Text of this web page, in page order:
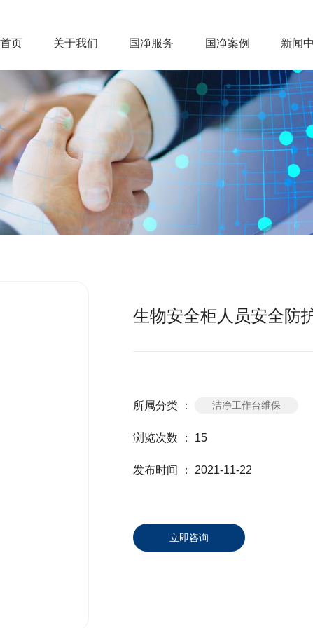
首页 关于我们 国净服务 国净案例 新闻
首页 关于我们 国净服务 国净案例 新
生物安全柜人员安全防
所属分类 ： 洁净工作台维保
浏览次数 ： 15
发布时间 ： 2021-11-22
立即咨询